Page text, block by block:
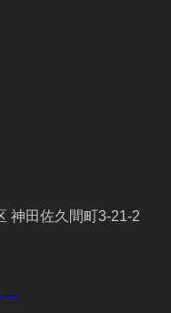
神田佐久間町3-21-2
ー